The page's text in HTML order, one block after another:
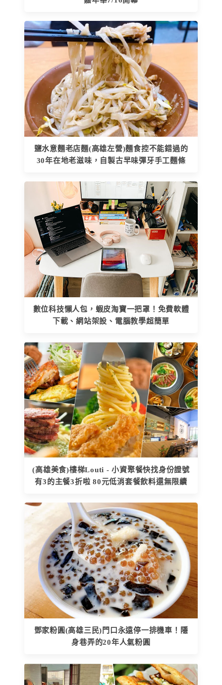
鹽水意麵老店麵(高雄左營)麵食控不能錯過的
30年在地老滋味，自製古早味彈牙手工麵條
數位科技懶人包，蝦皮淘寶一把罩！免費軟體
下載、網站架設、電腦教學超簡單
(高雄美食)樓梯Louti - 小資聚餐快找身份證號
有3的主餐3折啦 80元低消套餐飲料還無限續
鄧家粉圓(高雄三民)門口永遠停一排機車！隱
身巷弄的20年人氣粉圓